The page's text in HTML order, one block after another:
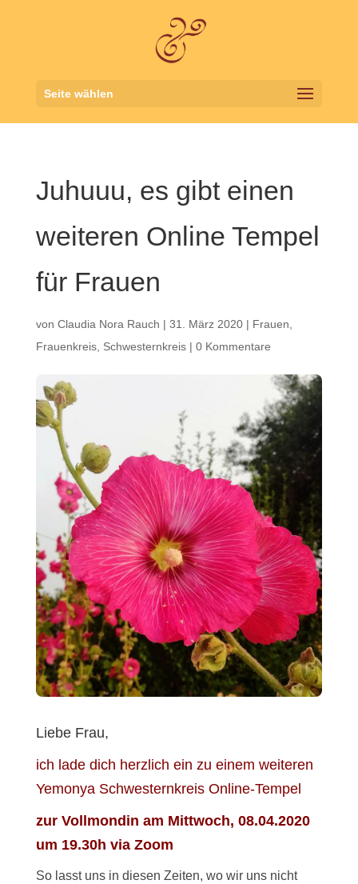
Seite wählen
Juhuuu, es gibt einen
weiteren Online Tempel
für Frauen
von Claudia Nora Rauch | 31. März 2020| Frauen
Frauenkreis, Schwesternkreis| 0 Kommentare
Liebe Frau,
ich lade dich herzlich ein zu einem weiteren
Yemonya Schwesternkreis Online-Tempel
zur Vollmondin am Mittwoch, 08.04.2020
um 19.30h via Zoom
So lasst uns in diesen Zeiten, wo wir uns nicht